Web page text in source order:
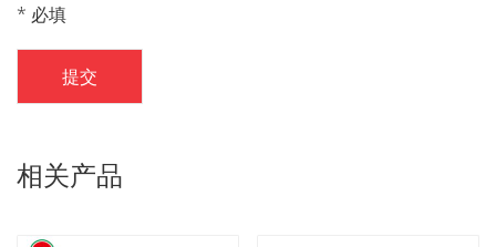
* 必填
提交
相关产品